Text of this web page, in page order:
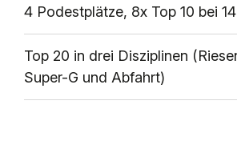
4 Podestplätze, 8x Top 10 bei
Top 20 in drei Disziplinen
Super-G und Abfahrt)